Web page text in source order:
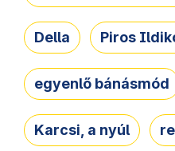
Della Piros
egyenlő bánásmód
Karcsi, a nyúl